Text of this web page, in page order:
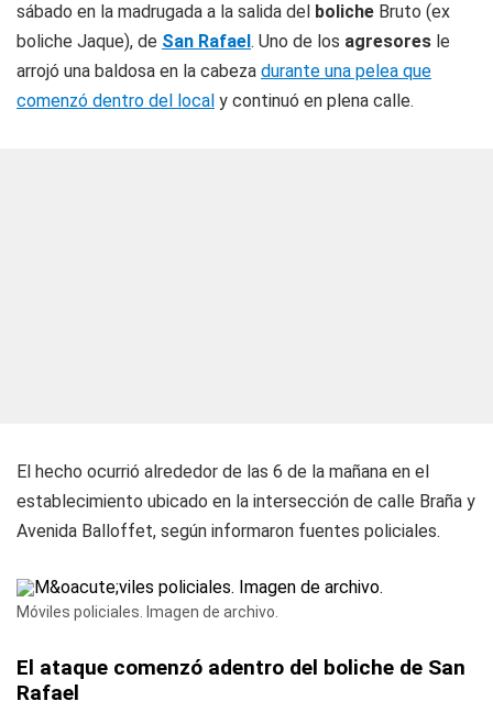
sábado en la madrugada a la salida del boliche Bruto (ex
boliche Jaque), de San Rafael. Uno de los agresores le
arrojó una baldosa en la cabeza durante una pelea que
comenzó dentro del local y continuó en plena calle.
El hecho ocurrió alrededor de las 6 de la mañana en el
establecimiento ubicado en la intersección de calle Braña y
Avenida Balloffet, según informaron fuentes policiales.
Móviles policiales. Imagen de archivo.
El ataque comenzó adentro del boliche de San
Rafael